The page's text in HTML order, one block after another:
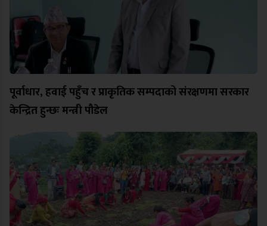
पूर्वाधार, हवाई पहुँच र प्राकृतिक सम्पदाको संरक्षणमा सरकार
केन्द्रित हुन्छः मन्त्री पौडेल